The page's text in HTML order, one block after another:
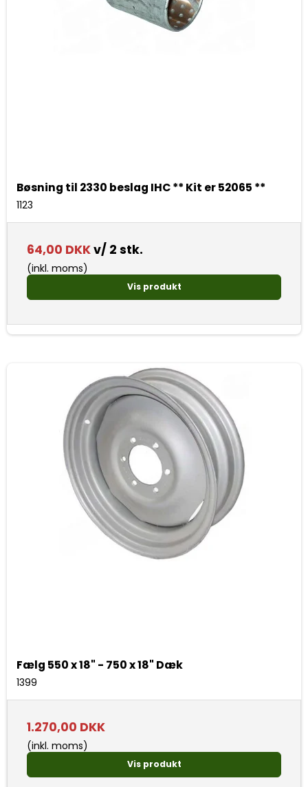
Bøsning til 2330 beslag IHC ** Kit er 52065 **
1123
64,00 DKKv/ 2 stk.
(inkl. moms)
Vis produkt
Fælg 550 x 18" - 750 x 18" Dæk
1399
1.270,00 DKK
(inkl. moms)
Vis produkt